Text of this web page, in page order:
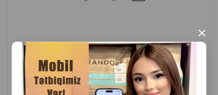
×
Масса Цена
1 шт
1,049.90
КУПИТЬ